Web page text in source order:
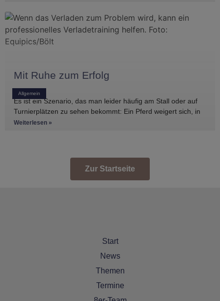
Allgemein
Mit Ruhe zum Erfolg
Es ist ein Szenario, das man leider häufig am Stall oder auf
Turnierplätzen zu sehen bekommt: Ein Pferd weigert sich, in
den Anhänger zu
Weiterlesen »
Zur Startseite
Start
News
Themen
Termine